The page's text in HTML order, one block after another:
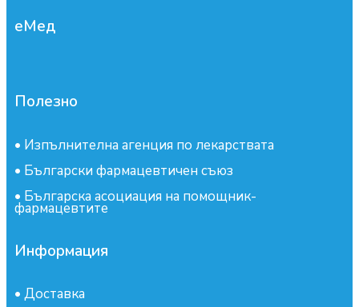
еМед
Полезно
• Изпълнителна агенция по лекарствата
• Български фармацевтичен съюз
• Българска асоциация на помощник-
фармацевтите
Информация
• Доставка